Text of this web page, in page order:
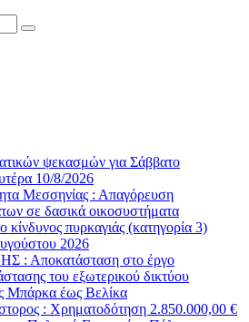
Search
ψεκασμών για Σάββατο
10/8/2026
Μεσσηνίας : Απαγόρευση
σε δασικά οικοσυστήματα
πυρκαγιάς (κατηγορία 3)
2026
Αποκατάσταση στο έργο
του εξωτερικού δικτύου
Μπάρκα έως Βελίκα
: Χρηματοδότηση 2.850.000,00 €